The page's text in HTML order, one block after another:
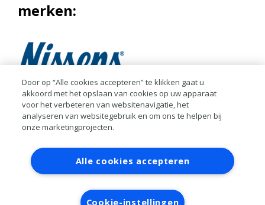
merken:
Account aanvragen
Inloggen
RAI bestanden
Privacy
Algemene voorwaarden
Door op “Alle cookies accepteren” te klikken gaat u
akkoord met het opslaan van cookies op uw apparaat
voor het verbeteren van websitenavigatie, het
analyseren van websitegebruik en om ons te helpen bij
onze marketingprojecten.
Alle cookies accepteren
Cookie-instellingen